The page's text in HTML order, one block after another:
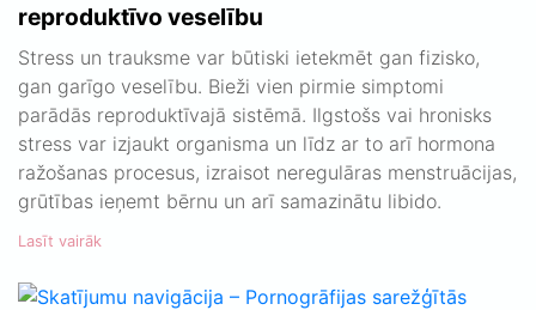
reproduktīvo veselību
Stress un trauksme var būtiski ietekmēt gan fizisko,
gan garīgo veselību. Bieži vien pirmie simptomi
parādās reproduktīvajā sistēmā. Ilgstošs vai hronisks
stress var izjaukt organisma un līdz ar to arī hormona
ražošanas procesus, izraisot neregulāras menstruācijas,
grūtības ieņemt bērnu un arī samazinātu libido.
Lasīt vairāk